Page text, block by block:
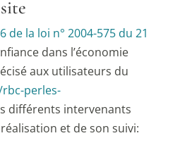
de la loi n° 2004-575 du 21
dans l’économie
aux utilisateurs du
perles-
différents intervenants
et de son suivi: